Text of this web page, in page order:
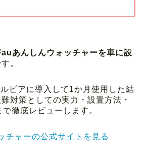
auあんしんウォッチャーを車に設
。
ビアに導入して1か月使用した結
対策としての実力・設置方法・
徹底レビューします。
チャーの公式サイトを見る